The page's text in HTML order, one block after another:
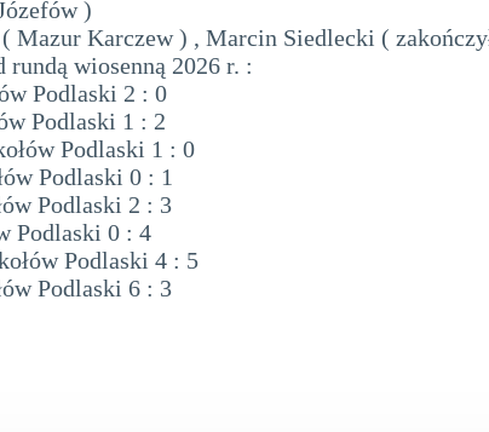
)
Mazur Karczew ) , Marcin Siedlecki (
rundą wiosenną 2026 r. :
Podlaski 2 : 0
Podlaski 1 : 2
Podlaski 1 : 0
Podlaski 0 : 1
Podlaski 2 : 3
Podlaski 0 : 4
Podlaski 4 : 5
Podlaski 6 : 3